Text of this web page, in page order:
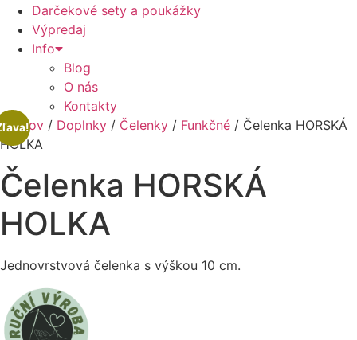
Darčekové sety a poukážky
Výpredaj
Info
Blog
O nás
Kontakty
Domov / Doplnky / Čelenky / Funkčné / Čelenka HORSKÁ
HOLKA
Čelenka HORSKÁ
HOLKA
Jednovrstvová čelenka s výškou 10 cm.